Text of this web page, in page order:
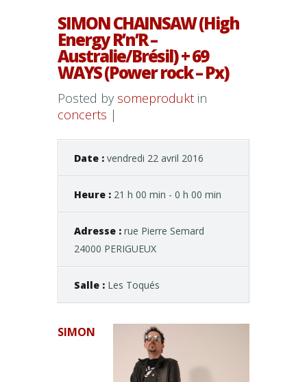
SIMON CHAINSAW (High
Energy R’n’R –
Australie/Brésil) + 69
WAYS (Power rock – Px)
Posted by someprodukt in
concerts |
Date : vendredi 22 avril 2016
Heure : 21 h 00 min - 0 h 00 min
Adresse : rue Pierre Semard
24000 PERIGUEUX
Salle : Les Toqués
SIMON